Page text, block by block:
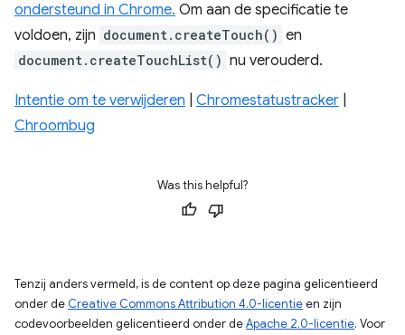
ondersteund in Chrome. Om aan de specificatie te
voldoen, zijn document.createTouch() en
document.createTouchList() nu verouderd.
Intentie om te verwijderen Chromestatustracker
Chroombug
Was this helpful?
Tenzij anders vermeld, is de content op deze pagina gelicentieerd
onder de Creative Commons Attribution 4.0-licentieen zijn
codevoorbeelden gelicentieerd onder deApache 2.0-licentie. Voor